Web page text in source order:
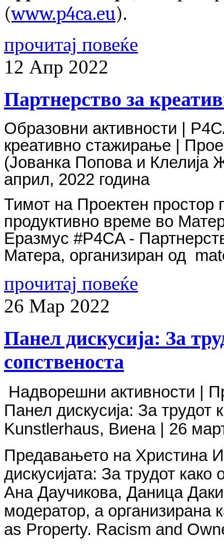
(www.p4ca.eu).
прочитај повеќе
12 Апр 2022
Партнерство за
Образовни активности |
креативно стажирање |
(Јованка Попова и Клелија
април, 2022 година
Тимот на Проектен простор
продуктивно време во
Еразмус #P4CA -
Матера, организиран од
прочитај повеќе
26 Мар 2022
Панел дискусија: За
сопственоста
Надворешни активности |
Панел дискусија: За трудот
Kunstlerhaus, Виена | 26
Предавањето на Христина
дискусијата: За трудот
Ана Даучикова, Даница
модератор, а организирана
as Property. Racism and